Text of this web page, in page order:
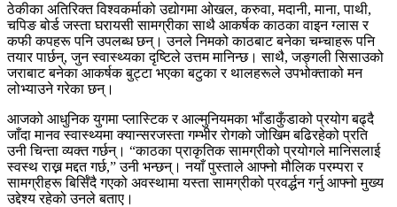
ठेकीका अतिरिक्त विश्वकर्माको उद्योगमा ओखल, करुवा, मदानी, माना, पाथी,
चपिङ बोर्ड जस्ता घरायसी सामग्रीका साथै आकर्षक काठका वाइन ग्लास र
कफी कपहरू पनि उपलब्ध छन्। उनले निमको काठबाट बनेका चम्चाहरू पनि
तयार पार्छन्, जुन स्वास्थ्यका दृष्टिले उत्तम मानिन्छ। साथै, जङ्गली सिसाउको
जराबाट बनेका आकर्षक बुट्टा भएका बटुका र थालहरूले उपभोक्ताको मन
लोभ्याउने गरेका छन्।
आजको आधुनिक युगमा प्लास्टिक र आल्मुनियमका भाँडाकुँडाको प्रयोग बढ्दै
जाँदा मानव स्वास्थ्यमा क्यान्सरजस्ता गम्भीर रोगको जोखिम बढिरहेको प्रति
उनी चिन्ता व्यक्त गर्छन्। “काठका प्राकृतिक सामग्रीको प्रयोगले मानिसलाई
स्वस्थ राख्न मद्दत गर्छ,” उनी भन्छन्। नयाँ पुस्ताले आफ्नो मौलिक परम्परा र
सामग्रीहरू बिर्सिँदै गएको अवस्थामा यस्ता सामग्रीको प्रवर्द्धन गर्नु आफ्नो मुख्य
उद्देश्य रहेको उनले बताए।